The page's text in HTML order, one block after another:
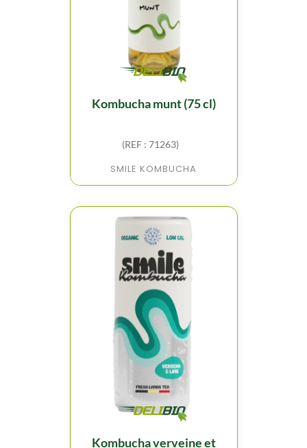
kombucha munt (75 cl)
(REF : 71263)
SMILE KOMBUCHA
kombucha verveine et